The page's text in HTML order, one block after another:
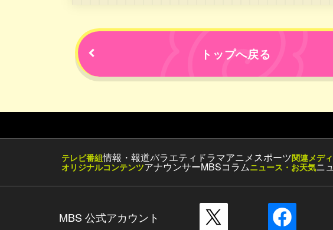
トップへ戻る
テレビ番組情報・報道バラエティ ドラマアニメ スポーツ関連メデ
オリジナルコンテンツアナウンサーMBSコラムニュース・お天気ニ
MBS 公式アカウント